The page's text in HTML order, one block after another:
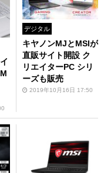
デジタル
キヤノンMJとMSIが
直販サイト開設 ク
リエイターPC シリ
ーズも販売
2019年10月16日 17:50